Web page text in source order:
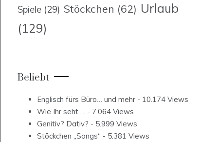
Spiele (29) Stöckchen (62) Urlaub
(129)
Beliebt
Englisch fürs Büro… und mehr - 10.174 Views
Wie Ihr seht…. - 7.064 Views
Genitiv? Dativ? - 5.999 Views
Stöckchen „Songs“ - 5.381 Views